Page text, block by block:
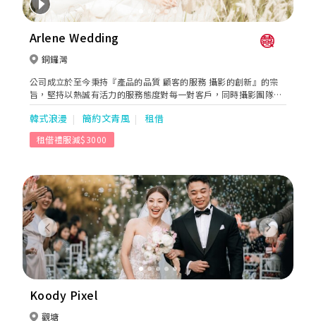
Arlene Wedding
銅鑼灣
公司成立於至今秉持『產品的品質 顧客的服務 攝影的創新』的宗
旨，堅持以熱誠有活力的服務態度對每一對客戶，同時攝影團隊也
不斷開發不同特色的攝影場地，呈現給客戶一張一張充滿回憶溫馨
的畫面。默默地做，仔細地做，用心地做，都是arlene工作團隊的
應有態度，攝影團隊，一向是默默地拍，每張照片都是對客人的責
任，不是show名氣，是呈現最有深度的攝影作品、業務團隊，一
張畫面的完美度，嚴格品管產品的製作，交出最後階段的完美成品
的尊貴客戶。希望公司能跟Arlene wedding的粉絲一年延續一年，
一起共度每一個重要的畫面紀錄、公司項目、本地婚紗攝影、海外
婚紗攝影、婚禮手工婚紗、本地婚禮攝錄、海外婚禮註冊、全家福
攝影、BB攝影、閨蜜照孕婦照。
韓式浪漫 簡約文青風 租借
租借禮服減$3000
Previous Next
Koody Pixel
觀塘